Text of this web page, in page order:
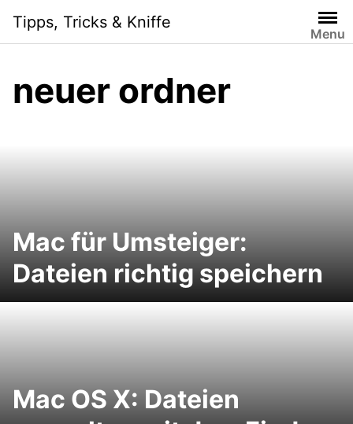
content
Tipps, Tricks & Kniffe
Menu
neuer ordner
Mac für Umsteiger:
Dateien richtig speichern
Mac OS X: Dateien